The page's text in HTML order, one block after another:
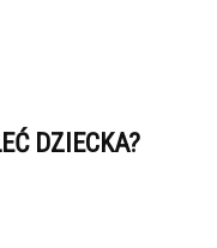
DZIECKA?